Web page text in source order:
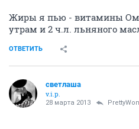
Жиры я пью - витамины
утрам и 2 ч.л. льняного
ОТВЕТИТЬ
светлаша
v.i.p.
28 марта 2013